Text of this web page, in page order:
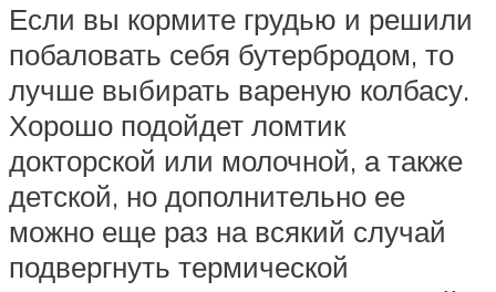
Если вы кормите грудью и решили
побаловать себя бутербродом, то
лучше выбирать вареную колбасу.
Хорошо подойдет ломтик
докторской или молочной, а также
детской, но дополнительно ее
можно еще раз на всякий случай
подвергнуть термической